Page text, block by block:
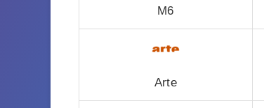
M6
Arte